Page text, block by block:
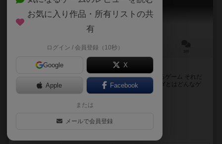
10～20分
推理で追い込む快感 閃きでくつがえす快楽
手札を使って対戦相手の３ケタの数字をピッタリ当てるゲーム それだ
けで予想のナナメ上をいくドラマが生まれる ◆TRiNiTYとはどんなゲ
ーム？ 自分の手札を駆使して相...
桃居土 竜（Ryo Momoido）
お気に入り作品・所有リストの共
有
ログイン / 会員登録（10秒）
Google X
Apple Facebook
または
メールで会員登録